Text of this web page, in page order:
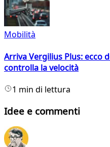
Mobilità
Arriva Vergilius Plus: ecco
controlla la velocità
1 min di lettura
Idee e commenti